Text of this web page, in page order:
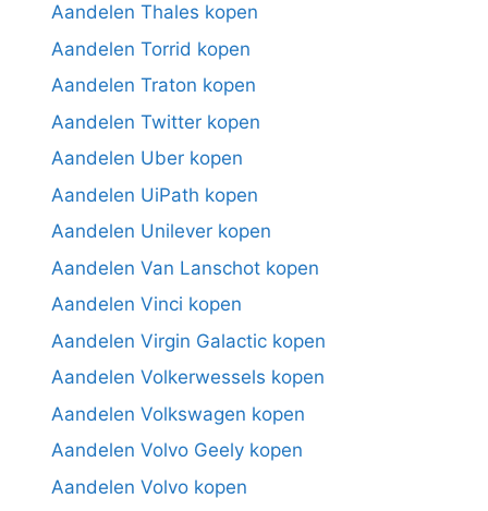
Aandelen Thales kopen
Aandelen Torrid kopen
Aandelen Traton kopen
Aandelen Twitter kopen
Aandelen Uber kopen
Aandelen UiPath kopen
Aandelen Unilever kopen
Aandelen Van Lanschot kopen
Aandelen Vinci kopen
Aandelen Virgin Galactic kopen
Aandelen Volkerwessels kopen
Aandelen Volkswagen kopen
Aandelen Volvo Geely kopen
Aandelen Volvo kopen